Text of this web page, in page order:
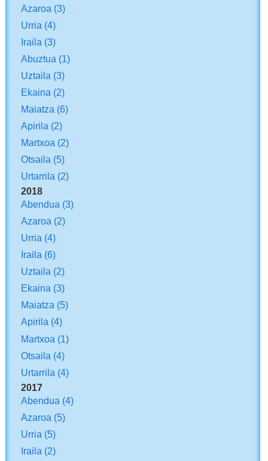
Azaroa (3)
Urria (4)
Iraila (3)
Abuztua (1)
Uztaila (3)
Ekaina (2)
Maiatza (6)
Apirila (2)
Martxoa (2)
Otsaila (5)
Urtarrila (2)
2018
Abendua (3)
Azaroa (2)
Urria (4)
Iraila (6)
Uztaila (2)
Ekaina (3)
Maiatza (5)
Apirila (4)
Martxoa (1)
Otsaila (4)
Urtarrila (4)
2017
Abendua (4)
Azaroa (5)
Urria (5)
Iraila (2)